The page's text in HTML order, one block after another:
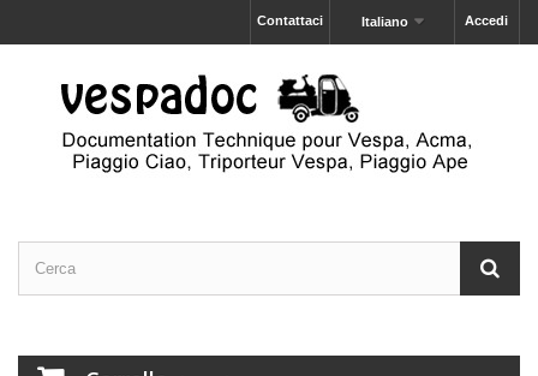
Accedi
Italiano
Contattaci